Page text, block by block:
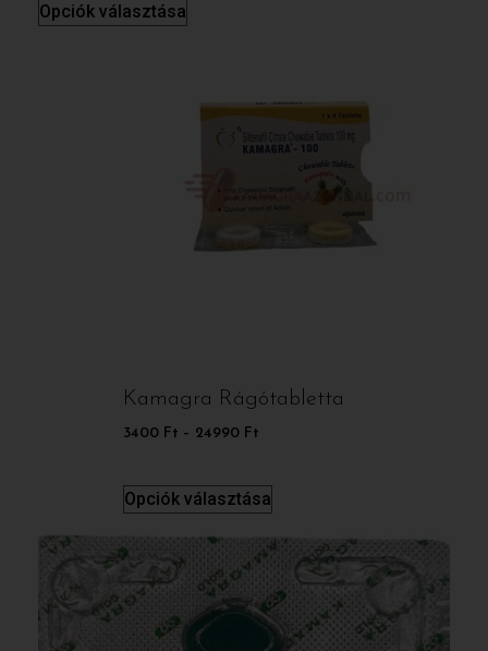
Opciók választása
Kamagra Rágótabletta
3400 Ft – 24990 Ft
Opciók választása